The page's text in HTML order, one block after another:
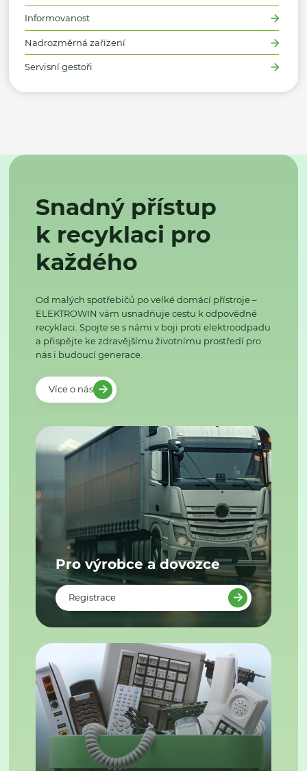
Informovanost
Nadrozměrná zařízení
Servisní gestoři
Snadný přístup
k recyklaci pro
každého
Od malých spotřebičů po velké domácí přístroje –
ELEKTROWIN vám usnadňuje cestu k odpovědné
recyklaci. Spojte se s námi v boji proti elektroodpadu
a přispějte ke zdravějšímu životnímu prostředí pro
nás i budoucí generace.
Více o nás
Pro výrobce a dovozce
Registrace